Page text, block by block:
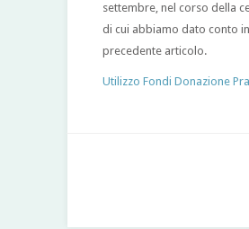
settembre, nel corso della
di cui abbiamo dato conto
precedente articolo.
Utilizzo Fondi Donazione